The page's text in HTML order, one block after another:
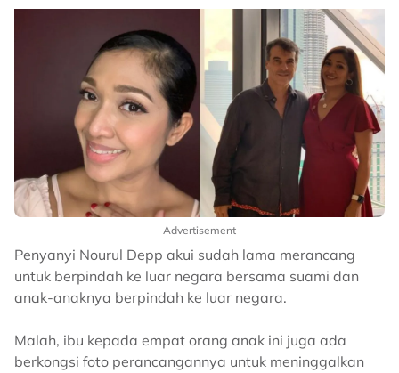
Advertisement
Penyanyi Nourul Depp akui sudah lama merancang
untuk berpindah ke luar negara bersama suami dan
anak-anaknya berpindah ke luar negara.
Malah, ibu kepada empat orang anak ini juga ada
berkongsi foto perancangannya untuk meninggalkan